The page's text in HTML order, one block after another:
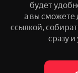
будет
а вы сможете
ссылкой,
сразу